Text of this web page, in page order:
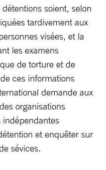
soient, selon
tardivement aux
visées, et la
les examens
de torture et de
ces informations
demande aux
organisations
indépendantes
et enquêter sur
sévices.